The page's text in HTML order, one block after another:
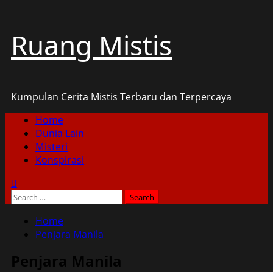
content
Ruang Mistis
Kumpulan Cerita Mistis Terbaru dan Terpercaya
Primary
Menu
Home
Dunia Lain
Misteri
Konspirasi
Search
Home
Penjara Manila
Penjara Manila